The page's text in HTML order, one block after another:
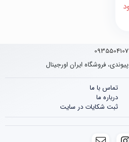
فروشگاه ایران اورجینال
تماس با ما
درباره ما
ثبت شکایات در سایت